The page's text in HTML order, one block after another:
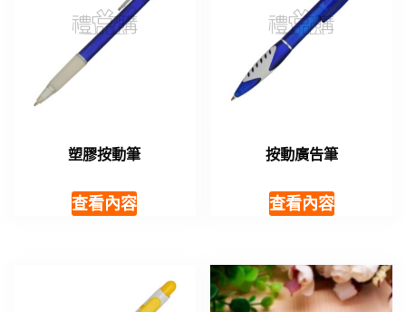
塑膠按動筆
查看內容
按動廣告筆
查看內容